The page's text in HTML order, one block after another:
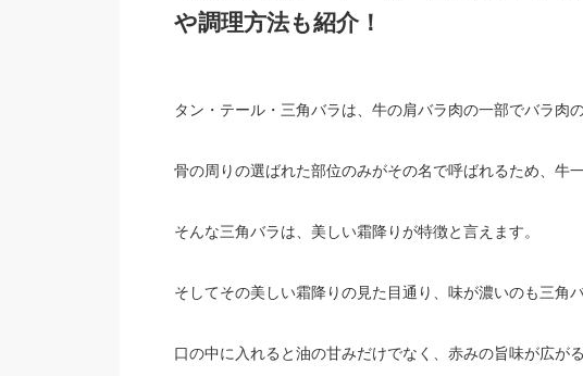
や調理方法も紹介！
タン・テール・三角バラは、牛の肩バラ肉の一部でバラ肉
骨の周りの選ばれた部位のみがその名で呼ばれるため、牛
そんな三角バラは、美しい霜降りが特徴と言えます。
そしてその美しい霜降りの見た目通り、味が濃いのも三角
口の中に入れると油の甘みだけでなく、赤みの旨味が広が